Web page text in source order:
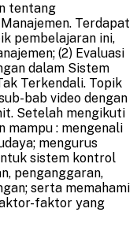
tentang
Terdapat
pembelajaran ini,
(2) Evaluasi
dalam Sistem
Terkendali. Topik
bab video dengan
Setelah mengikuti
mampu : mengenali
mengurus
sistem kontrol
penganggaran,
serta memahami
faktor yang